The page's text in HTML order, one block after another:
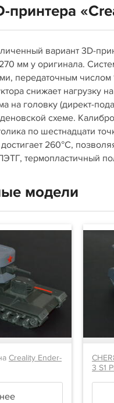
принтера
вариант 3D-
мм у оригинала.
передаточным числом
снижает нагрузку
на головку (директ-
схеме.
по шестнадцати
достигает 260°С,
термопластичный
модели
Creality Ender-
3 S1